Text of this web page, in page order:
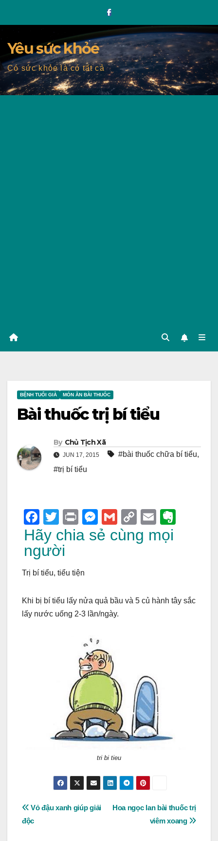
Yêu sức khỏe
Có sức khỏe là có tất cả
BỆNH TUỔI GIÀ MÓN ĂN BÀI THUỐC
Bài thuốc trị bí tiểu
By Chủ Tịch Xã
JUN 17, 2015 #bài thuốc chữa bí tiểu,
#trị bí tiểu
F
a
c
e
b
o
o
T
wi
tt
Pr
in
M
e
g
er
G
m
C
o
p
n
E
m
ail
e
Hãy chia sẻ cùng mọi
người
Trị bí tiểu, tiểu tiện
Khi bị bí tiểu lấy nửa quả bầu và 5 củ hành tây sắc
lấy nước uống 2-3 lần/ngày.
tri bi tieu
Post
navigation
Hoa ngọc lan bài thuốc trị
viêm xoang
Vỏ đậu xanh giúp giải
độc